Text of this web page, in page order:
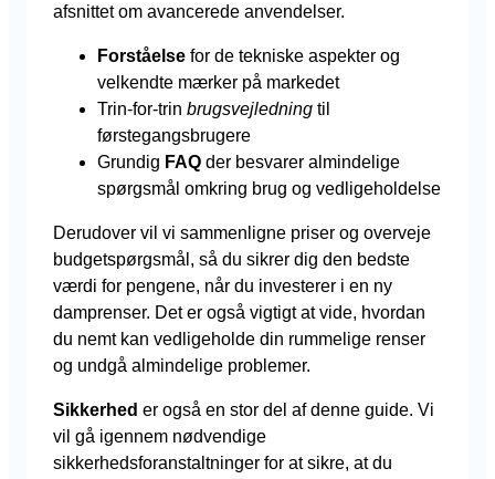
afsnittet om avancerede anvendelser.
Forståelse for de tekniske aspekter og
velkendte mærker på markedet
Trin-for-trin brugsvejledning til
førstegangsbrugere
Grundig FAQ der besvarer almindelige
spørgsmål omkring brug og vedligeholdelse
Derudover vil vi sammenligne priser og overveje
budgetspørgsmål, så du sikrer dig den bedste
værdi for pengene, når du investerer i en ny
damprenser. Det er også vigtigt at vide, hvordan
du nemt kan vedligeholde din rummelige renser
og undgå almindelige problemer.
Sikkerhed er også en stor del af denne guide. Vi
vil gå igennem nødvendige
sikkerhedsforanstaltninger for at sikre, at du